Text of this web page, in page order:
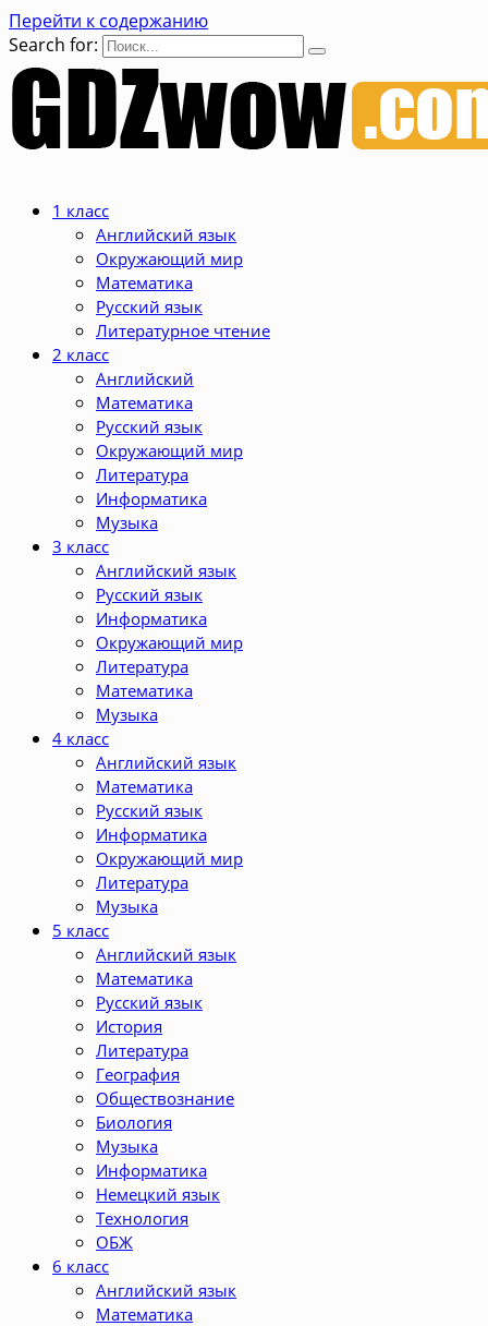
Перейти к содержанию
Search for:
1 класс
Английский язык
Окружающий мир
Математика
Русский язык
Литературное чтение
2 класс
Английский
Математика
Русский язык
Окружающий мир
Литература
Информатика
Музыка
3 класс
Английский язык
Русский язык
Информатика
Окружающий мир
Литература
Математика
Музыка
4 класс
Английский язык
Математика
Русский язык
Информатика
Окружающий мир
Литература
Музыка
5 класс
Английский язык
Математика
Русский язык
История
Литература
География
Обществознание
Биология
Музыка
Информатика
Немецкий язык
Технология
ОБЖ
6 класс
Английский язык
Математика